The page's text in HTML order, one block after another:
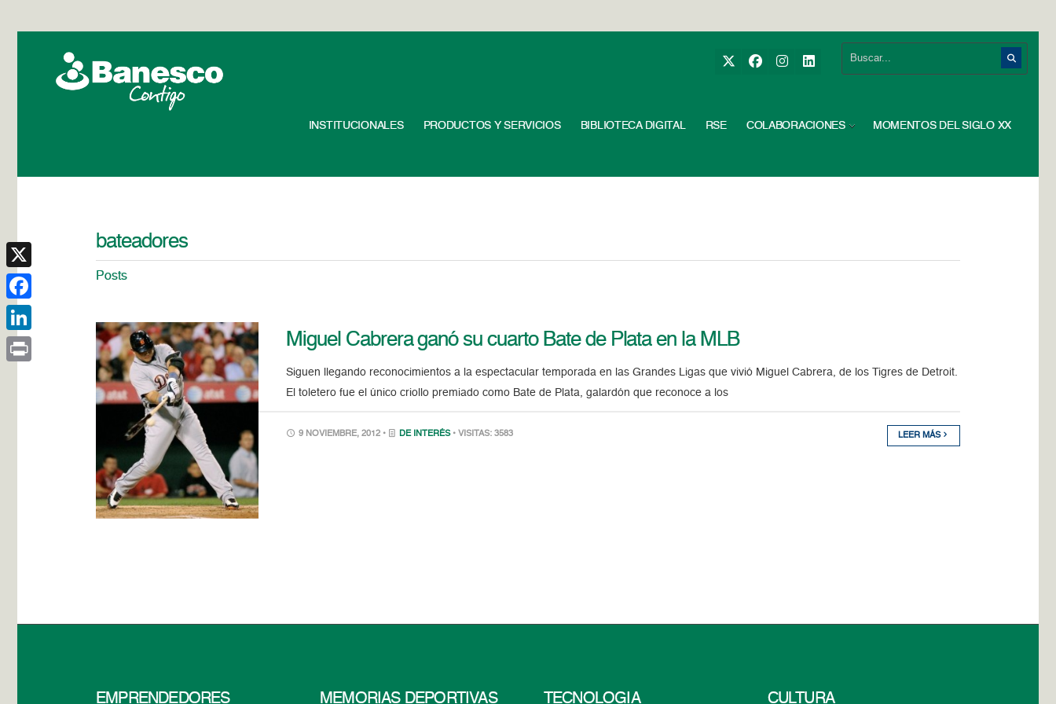
INSTITUCIONALES PRODUCTOS Y SERVICIOS BIBLIOTECA DIGITAL RSE COLABORACIONES MOMENTOS DEL SIGLO XX
bateadores
Posts
Miguel Cabrera ganó su cuarto Bate de Plata en la MLB
Siguen llegando reconocimientos a la espectacular temporada en las Grandes Ligas que vivió Miguel Cabrera, de los Tigres de Detroit.
El toletero fue el único criollo premiado como Bate de Plata, galardón que reconoce a los
9 NOVIEMBRE, 2012 • DE INTERÉS • VISITAS: 3583 LEER MÁS
EMPRENDEDORES MEMORIAS DEPORTIVAS TECNOLOGÍA CULTURA
X
Facebook
LinkedIn